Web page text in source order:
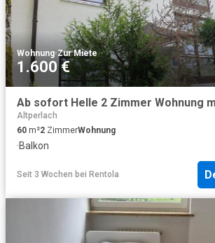
Wohnung·Zur Miete
1.600 €
Ab sofort Helle 2 Zimmer Wohnung
Altperlach
60 m²2 ZimmerWohnung
·Balkon
Seit 3 Wochen bei Rentola